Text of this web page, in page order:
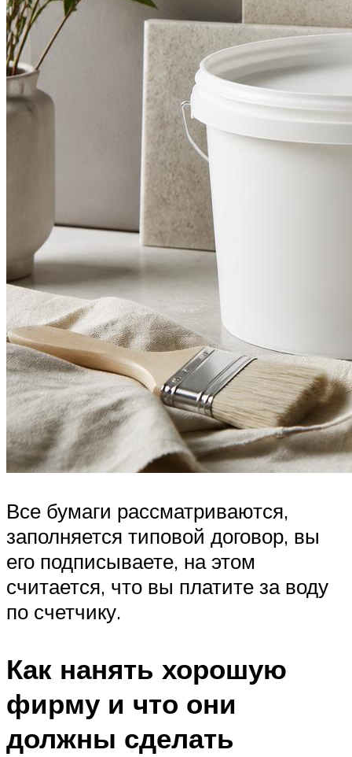
Все бумаги рассматриваются,
заполняется типовой договор, вы
его подписываете, на этом
считается, что вы платите за воду
по счетчику.
Как нанять хорошую
фирму и что они
должны сделать